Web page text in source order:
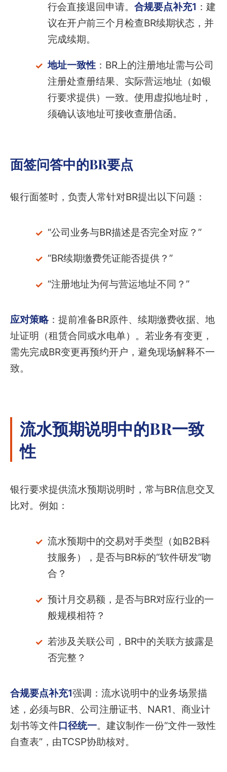
行会直接退回申请。 合规要点补充1 ：建
议在开户前三个月检查BR续期状态，并
完成续期。
地址一致性：BR上的注册地址需与公司
注册处查册结果、实际营运地址（如银
行要求提供）一致。使用虚拟地址时，
须确认该地址可接收查册信函。
面签问答中的BR要点
银行面签时，负责人常针对BR提出以下问题：
“公司业务与BR描述是否完全对应？”
“BR续期缴费凭证能否提供？”
“注册地址为何与营运地址不同？”
应对策略：提前准备BR原件、续期缴费收据、地
址证明（租赁合同或水电单）。若业务有变更，
需先完成BR变更再预约开户，避免现场解释不一
致。
流水预期说明中的BR一致
性
银行要求提供流水预期说明时，常与BR信息交叉
比对。例如：
流水预期中的交易对手类型（如B2B科
技服务），是否与BR标的“软件研发”吻
合？
预计月交易额，是否与BR对应行业的一
般规模相符？
若涉及关联公司，BR中的关联方披露是
否完整？
合规要点补充1强调：流水说明中的业务场景描
述，必须与BR、公司注册证书、NAR1、商业计
划书等文件口径统一。建议制作一份“文件一致性
自查表”，由TCSP协助核对。